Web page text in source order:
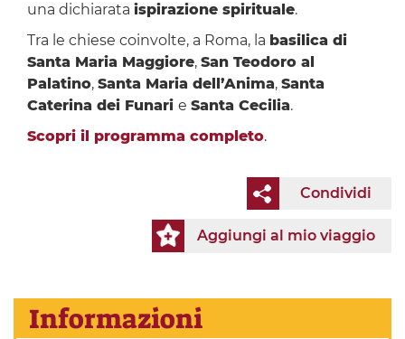
una dichiarata ispirazione spirituale.
Tra le chiese coinvolte, a Roma, la basilica di
Santa Maria Maggiore, San Teodoro al
Palatino, Santa Maria dell’Anima, Santa
Caterina dei Funari e Santa Cecilia.
Scopri il programma completo.
Condividi
Aggiungi al mio viaggio
Informazioni